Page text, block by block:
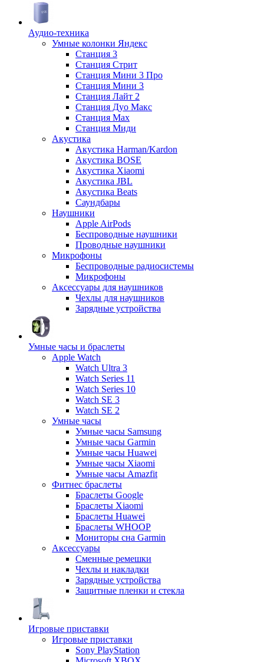
Аудио-техника
Умные колонки Яндекс
Станция 3
Станция Стрит
Станция Мини 3 Про
Станция Мини 3
Станция Лайт 2
Станция Дуо Макс
Станция Max
Станция Миди
Акустика
Акустика Harman/Kardon
Акустика BOSE
Акустика Xiaomi
Акустика JBL
Акустика Beats
Саундбары
Наушники
Apple AirPods
Беспроводные наушники
Проводные наушники
Микрофоны
Беспроводные радиосистемы
Микрофоны
Аксессуары для наушников
Чехлы для наушников
Зарядные устройства
Умные часы и браслеты
Apple Watch
Watch Ultra 3
Watch Series 11
Watch Series 10
Watch SE 3
Watch SE 2
Умные часы
Умные часы Samsung
Умные часы Garmin
Умные часы Huawei
Умные часы Xiaomi
Умные часы Amazfit
Фитнес браслеты
Браслеты Google
Браслеты Xiaomi
Браслеты Huawei
Браслеты WHOOP
Мониторы сна Garmin
Аксессуары
Сменные ремешки
Чехлы и накладки
Зарядные устройства
Защитные пленки и стекла
Игровые приставки
Игровые приставки
Sony PlayStation